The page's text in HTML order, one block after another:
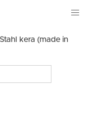
kera (made in